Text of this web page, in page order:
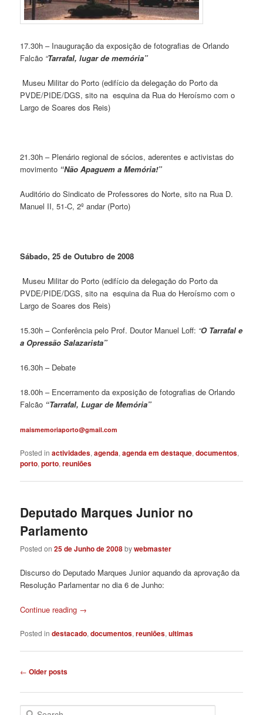
17.30h – Inauguração da exposição de fotografias de Orlando
Falcão “Tarrafal, lugar de memória”
Museu Militar do Porto (edifício da delegação do Porto da
PVDE/PIDE/DGS, sito na esquina da Rua do Heroísmo com o
Largo de Soares dos Reis)
21.30h – Plenário regional de sócios, aderentes e activistas do
movimento “Não Apaguem a Memória!”
Auditório do Sindicato de Professores do Norte, sito na Rua D.
Manuel II, 51-C, 2º andar (Porto)
Sábado, 25 de Outubro de 2008
Museu Militar do Porto (edifício da delegação do Porto da
PVDE/PIDE/DGS, sito na esquina da Rua do Heroísmo com o
Largo de Soares dos Reis)
15.30h – Conferência pelo Prof. Doutor Manuel Loff: “O Tarrafal e
a Opressão Salazarista”
16.30h – Debate
18.00h – Encerramento da exposição de fotografias de Orlando
Falcão “Tarrafal, Lugar de Memória”
moc.liamg
@otropairomemsiam
Posted in actividades,agenda,agenda em destaque,documentos,
porto,porto,reuniões
Deputado Marques Junior no
Parlamento
Posted on25 de Junho de 2008bywebmaster
Discurso do Deputado Marques Junior aquando da aprovação da
Resolução Parlamentar no dia 6 de Junho:
Continue reading →
Posted in destacado,documentos,reuniões,ultimas
Post
← Older posts